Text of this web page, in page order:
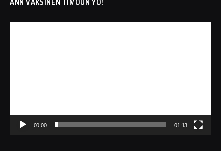
ANN VAKSINEN TIMOUN YO!
00:00 01:13